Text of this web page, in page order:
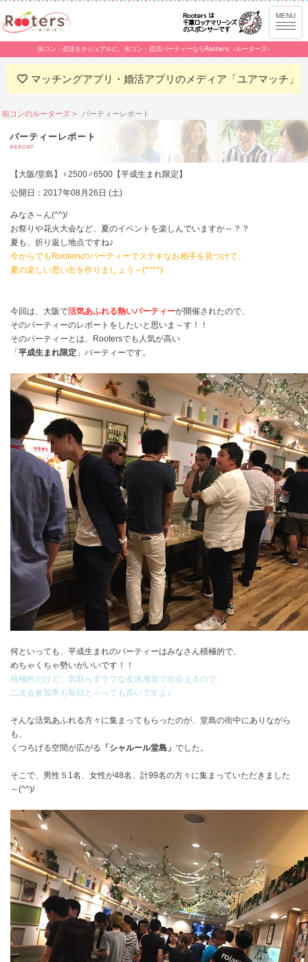
街コン・恋活をカジュアルに。街コン・恋活パーティーならRooters -ルーターズ-
マッチングアプリ・婚活アプリのメディア「ユアマッチ」
街コンのルーターズ パーティーレポート
パーティーレポート
REPORT
【大阪/堂島】♀2500♂6500【平成生まれ限定】
公開日：2017年08月26日 (土)
みなさ～ん(^^)/
お祭りや花火大会など、夏のイベントを楽しんでいますか～？？
夏も、折り返し地点ですね♪
今からでもRootersのパーティーでステキなお相手を見つけて、
夏の楽しい思い出を作りましょう～(*^^*)
今回は、大阪で活気あふれる熱いパーティーが開催されたので、
そのパーティーのレポートをしたいと思いま～す！！
そのパーティーとは、Rootersでも人気が高い
「 平成生まれ限定 」パーティーです。
何といっても、平成生まれのパーティーはみなさん積極的で、
めちゃくちゃ勢いがいいです！！
積極的だけど、気取らずラフな友達感覚で出会えるので、
二次会参加率も毎回と～っても高いですよ♪
そんな活気あふれる方々に集まってもらったのが、堂島の街中にありながら
も、
くつろげる空間が広がる 「シャルール堂島」 でした。
そこで、男性５1名、女性が48名、計99名の方々に集まっていただきました
～(^^)/